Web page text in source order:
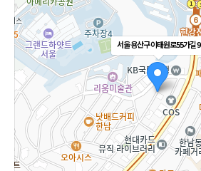
서울 용산구 이태원로55가길 9